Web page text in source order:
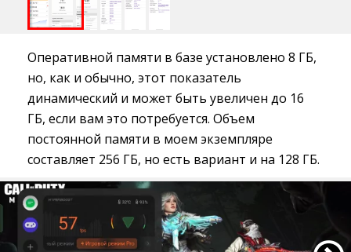
Оперативной памяти в базе установлено 8 ГБ,
но, как и обычно, этот показатель
динамический и может быть увеличен до 16
ГБ, если вам это потребуется. Объем
постоянной памяти в моем экземпляре
составляет 256 ГБ, но есть вариант и на 128 ГБ.